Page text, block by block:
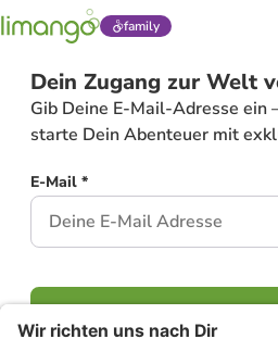
family
Dein Zugang zur Welt
Gib Deine E-Mail-Adresse ein
starte Dein Abenteuer mit
E-Mail *
Weiter